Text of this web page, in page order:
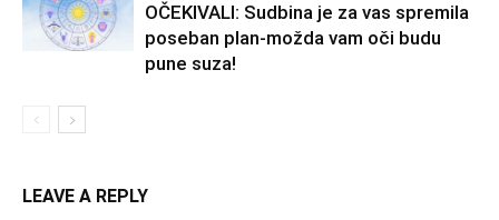
OČEKIVALI: Sudbina je za vas spremila
poseban plan-možda vam oči budu
pune suza!
LEAVE A REPLY